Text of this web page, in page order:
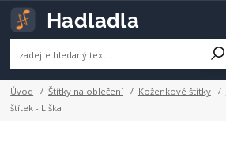
Úvod Štítky na oblečení Koženkové štítky
štítek - Liška